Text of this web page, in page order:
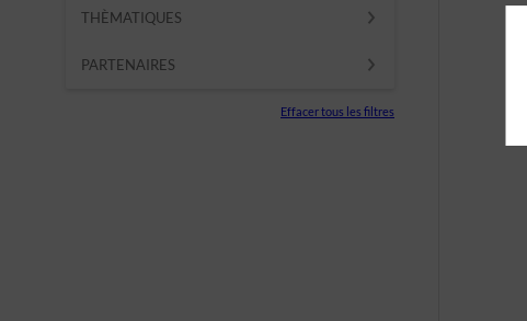
THÈMATIQUES
PARTENAIRES
Effacer tous les filtres